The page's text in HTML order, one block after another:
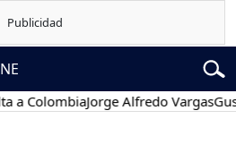
Jorge Alfredo VargasGustavo